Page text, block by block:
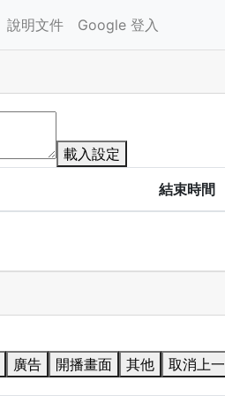
說明文件 Google 登入
載入設定
結束時間
廣告 開播畫面 其他 取消上